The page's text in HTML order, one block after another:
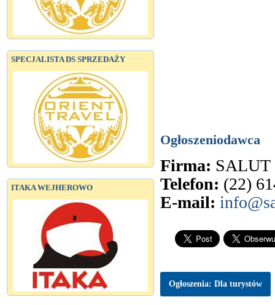
SPECJALISTA DS SPRZEDAŻY
ITAKA WEJHEROWO
Ogłoszeniodawca
Firma: SALUT
Telefon: (22)
E-mail:
Ogłoszenia: Dla turystów